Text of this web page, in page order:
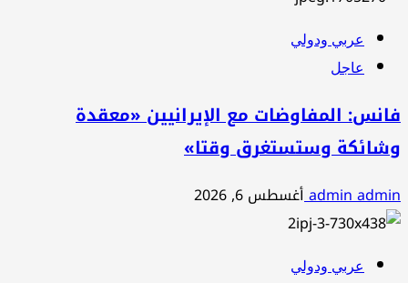
عربي ودولي
عاجل
فانس: المفاوضات مع الإيرانيين «معقدة
وشائكة وستستغرق وقتا»
admin adminأغسطس 6, 2026
عربي ودولي